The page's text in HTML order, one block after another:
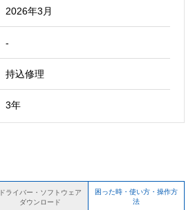
2026年3月
-
持込修理
3年
ドライバー・ソフトウェア
ダウンロード
困った時・使い方・操作方
法